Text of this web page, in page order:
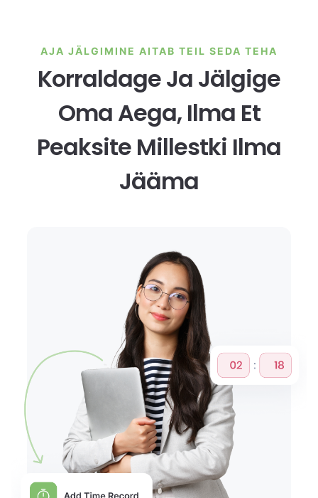
AJA JÄLGIMINE AITAB TEIL SEDA TEHA
Korraldage Ja Jälgige
Oma Aega, Ilma Et
Peaksite Millestki Ilma
Jääma